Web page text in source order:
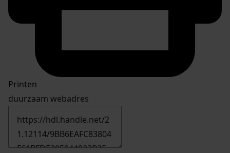
Printen
duurzaam webadres